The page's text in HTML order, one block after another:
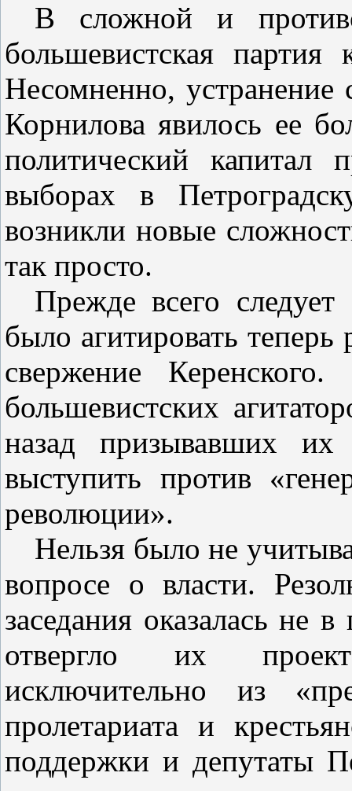
В сложной и
большевистская
Несомненно, устранение
Корнилова явилось ее
политический
выборах в
возникли новые
так просто.
Прежде всего
было агитировать теперь
свержение
большевистских
назад призывавших их
выступить против
революции».
Нельзя было не
вопросе о власти.
заседания оказалась не
отвергло их проект
исключительно из
пролетариата и
поддержки и депутаты